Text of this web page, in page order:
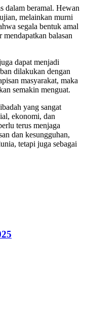
dalam beramal. Hewan
melainkan murni
segala bentuk amal
mendapatkan balasan
dapat menjadi
dilakukan dengan
masyarakat, maka
semakin menguat.
yang sangat
ekonomi, dan
terus menjaga
dan kesungguhan,
tetapi juga sebagai